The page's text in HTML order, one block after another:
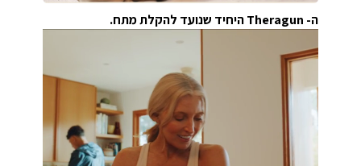
ה- Theragun היחיד שנועד להקלת מתח.